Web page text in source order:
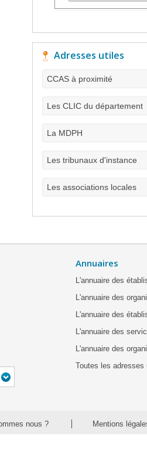
Adresses utiles
CCAS à proximité
Les CLIC du département
La MDPH
Les tribunaux d'instance
Les associations locales
Annuaires
L'annuaire des
L'annuaire des
L'annuaire des
L'annuaire des
L'annuaire des
Toutes les adresses
nous ? Mentions